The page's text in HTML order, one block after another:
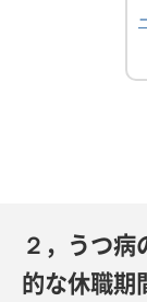
２，うつ
的な休職期